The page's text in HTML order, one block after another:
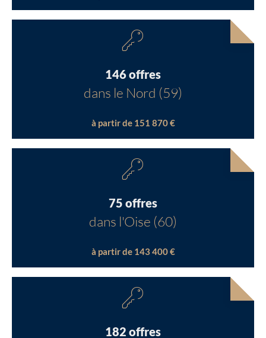
146 offres
dans le Nord (59)
à partir de 151 870 €
75 offres
dans l'Oise (60)
à partir de 143 400 €
182 offres